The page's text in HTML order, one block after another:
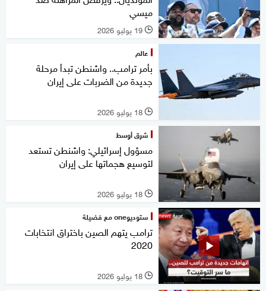
ميسي
l 19 يوليو 2026
عالم
بأمر ترامب.. واشنطن تبدأ مرحلة
جديدة من الضربات على إيران
l 18 يوليو 2026
شرق أوسط
مسؤول إسرائيلي: واشنطن تستعد
لتوسيع هجماتها على إيران
l 18 يوليو 2026
ستوديوone مع فضيلة
ترامب يتهم الصين باختراق انتخابات
2020
l 18 يوليو 2026